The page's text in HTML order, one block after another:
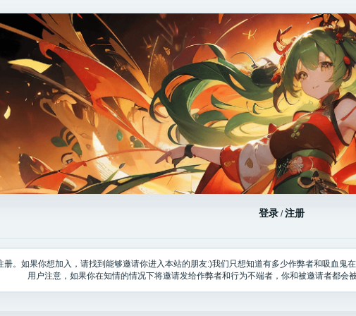
登录/注册
册。如果你想加入，请找到能够邀请你进入本站的朋友:)我们只想知道有多少作弊者和吸血
用户注意，如果你在知情的情况下将邀请发给作弊者和行为不端者，你和被邀请者都会